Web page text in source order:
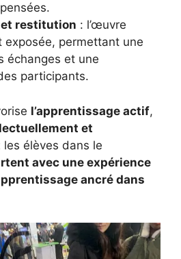
restitution : l’œuvre
exposée, permettant une
échanges et une
participants.
l’apprentissage actif,
et
les élèves dans le
avec une expérience
ancré dans